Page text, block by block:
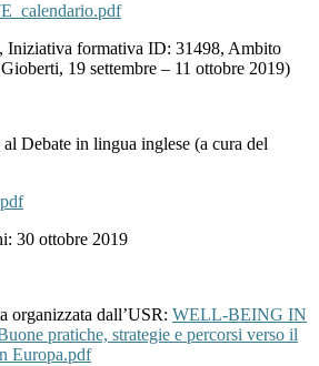
Iniziativa formativa ID: 31498, Ambito
19 settembre – 11 ottobre 2019)
Debate in lingua inglese (a cura del
30 ottobre 2019
organizzata dall’USR: WELL-BEING IN
pratiche, strategie e percorsi verso il
Europa.pdf